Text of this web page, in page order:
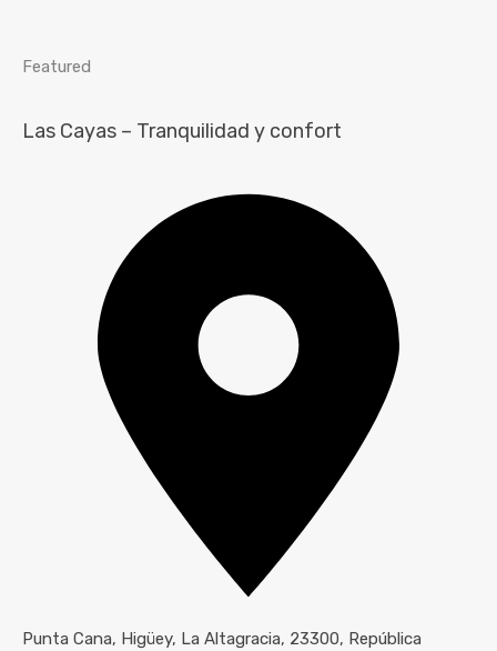
Featured
Las Cayas – Tranquilidad y confort
Punta Cana, Higüey, La Altagracia, 23300, República